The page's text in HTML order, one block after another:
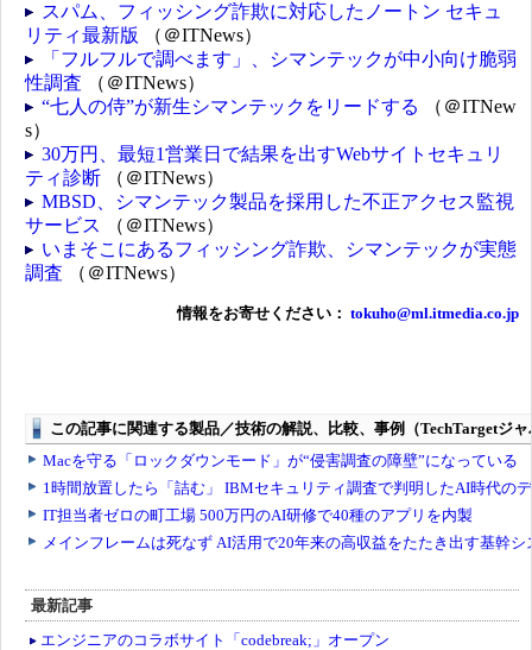
スパム、フィッシング詐欺に対応したノートン セキュ
リティ最新版
（＠ITNews）
「フルフルで調べます」、シマンテックが中小向け脆弱
性調査 （＠ITNews）
“七人の侍”が新生シマンテックをリードする
（＠ITNew
s）
30万円、最短1営業日で結果を出すWebサイトセキュリ
ティ診断 （＠ITNews）
MBSD、シマンテック製品を採用した不正アクセス監視
サービス
（＠ITNews）
いまそこにあるフィッシング詐欺、シマンテックが実態
調査 （＠ITNews）
情報をお寄せください： tokuho@ml.itmedia.co.jp
最新記事
エンジニアのコラボサイト「codebreak;」オープン